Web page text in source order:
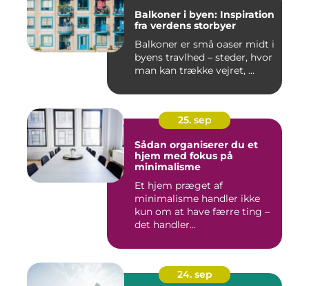
Balkoner i byen: Inspiration
fra verdens storbyer
Balkoner er små oaser midt i
byens travlhed – steder, hvor
man kan trække vejret, ...
25. sep
Sådan organiserer du et
hjem med fokus på
minimalisme
Et hjem præget af
minimalisme handler ikke
kun om at have færre ting –
det handler...
24. sep